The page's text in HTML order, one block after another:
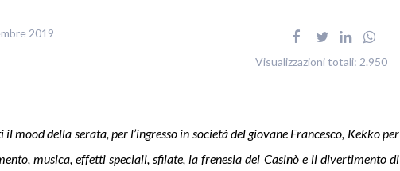
2019
Visualizzazioni totali: 2.950
il mood della serata, per l’ingresso in società del giovane Francesco, Kekko per
musica, effetti speciali, sfilate, la frenesia del Casinò e il divertimento di